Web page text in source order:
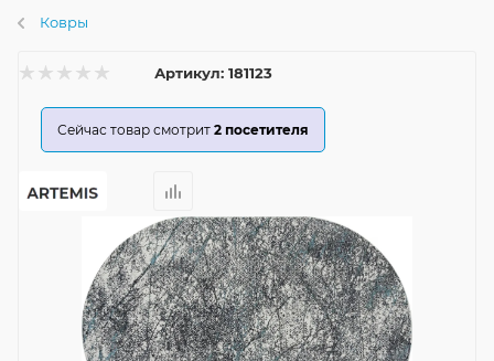
Ковры
Артикул: 181123
Сейчас товар смотрит 2 посетителя